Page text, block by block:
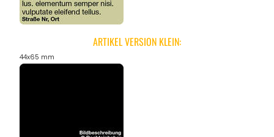
ARTIKEL VERSION KLEIN:
44x65 mm